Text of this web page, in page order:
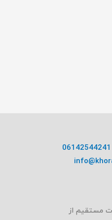
06142544241
مستقیم از